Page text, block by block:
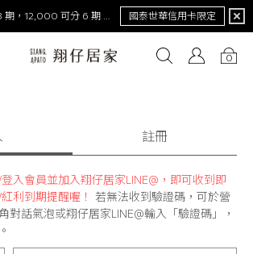
刷卡 6,000 可分 3 期，12,000 可分 6 期 0 利率 國泰世華信用卡限定
0
# 天絲
註冊
入會員並加入翔仔居家LINE@，即可收到即
利到期提醒喔！
若無法收到驗證碼，可於營
對話氣泡或翔仔居家LINE@輸入「驗證碼」，